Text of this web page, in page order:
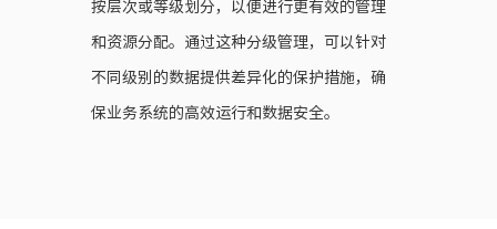
按层次或等级划分，以便进行更有效的管理
和资源分配。通过这种分级管理，可以针对
不同级别的数据提供差异化的保护措施，确
保业务系统的高效运行和数据安全。